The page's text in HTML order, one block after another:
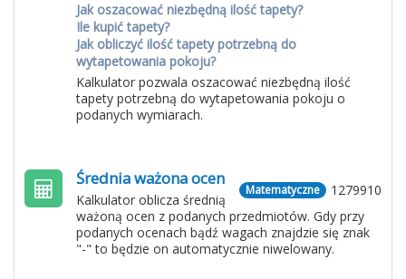
Jak oszacować niezbędną ilość tapety?
Ile kupić tapety?
Jak obliczyć ilość tapety potrzebną do
wytapetowania pokoju?
Kalkulator pozwala oszacować niezbędną ilość
tapety potrzebną do wytapetowania pokoju o
podanych wymiarach.
1279910
Matematyczne
Średnia ważona ocen
Kalkulator oblicza średnią
ważoną ocen z podanych przedmiotów. Gdy przy
podanych ocenach bądź wagach znajdzie się znak
"-" to będzie on automatycznie niwelowany.